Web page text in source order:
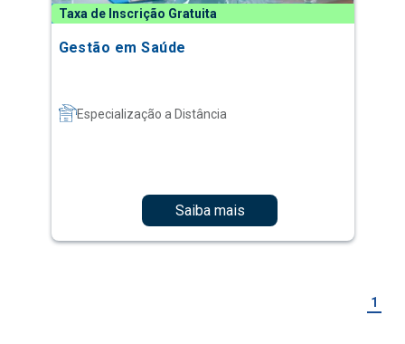
Taxa de Inscrição Gratuita
Gestão em Saúde
Especialização a Distância
Saiba mais
1